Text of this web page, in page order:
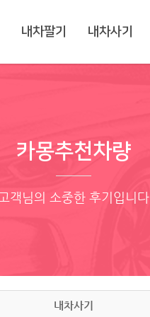
내차팔기 내차사기
카몽추천차량
고객님의 소중한 후기입니다
내차사기